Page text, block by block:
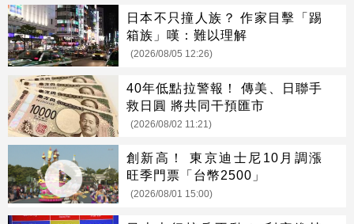
日本不只撞人族？ 作家目擊「踢
箱族」嘆：難以理解
(2026/08/05 12:26)
40年低點拉警報！ 傳美、日聯手
救日圓 將共同干預匯市
(2026/08/02 11:21)
創新高！ 東京迪士尼10月調漲
旺季門票「台幣2500」
(2026/08/01 15:00)